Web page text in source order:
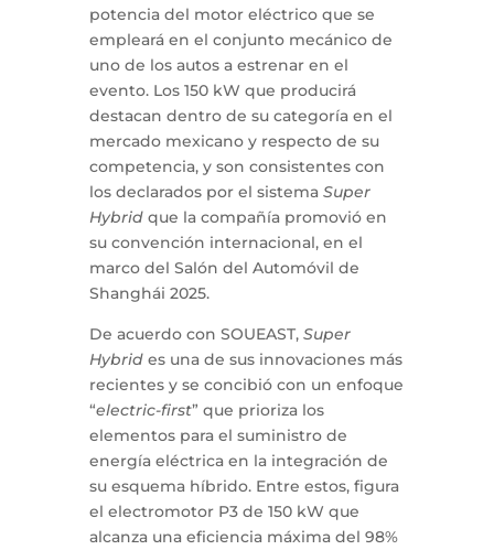
potencia del motor eléctrico que se
empleará en el conjunto mecánico de
uno de los autos a estrenar en el
evento. Los 150 kW que producirá
destacan dentro de su categoría en el
mercado mexicano y respecto de su
competencia, y son consistentes con
los declarados por el sistema Super
Hybridque la compañía promovió en
su convención internacional, en el
marco del Salón del Automóvil de
Shanghái 2025.
De acuerdo con SOUEAST, Super
Hybrides una de sus innovaciones más
recientes y se concibió con un enfoque
“electric-first” que prioriza los
elementos para el suministro de
energía eléctrica en la integración de
su esquema híbrido. Entre estos, figura
el electromotor P3 de 150 kW que
alcanza una eficiencia máxima del 98%